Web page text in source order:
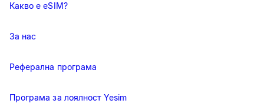
Какво е eSIM?
За нас
Реферална програма
Програма за лоялност Yesim